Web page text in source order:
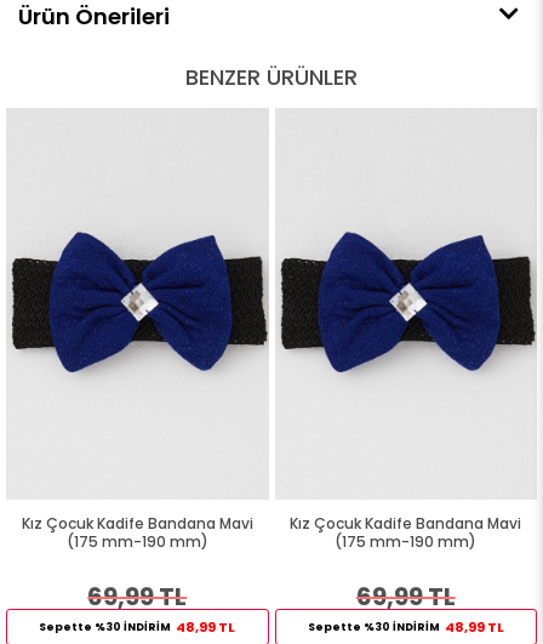
Ürün Önerileri
BENZER ÜRÜNLER
Kız Çocuk Kadife Bandana Mavi
(175 mm-190 mm)
69,99 TL
Sepette %30 İNDİRİM 48,99 TL
Kız Çocuk Kadife Bandana Mavi
(175 mm-190 mm)
69,99 TL
Sepette %30 İNDİRİM 48,99 TL